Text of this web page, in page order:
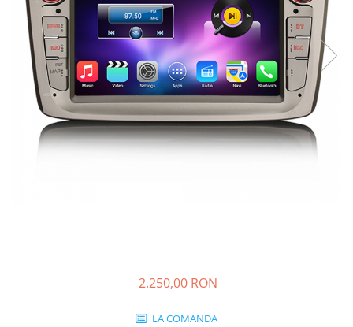
KIA
KIA
MERCEDES
NISSAN
NISSAN
OPEL / VAUXHALL
2.250,00 RON
LA COMANDA